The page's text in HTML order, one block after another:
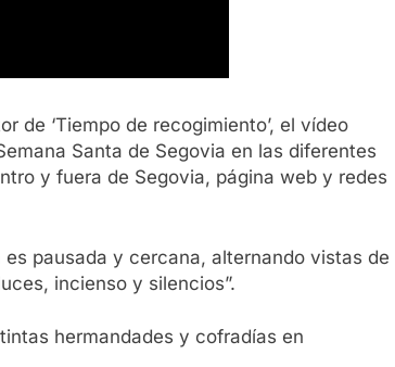
de ‘Tiempo de recogimiento’, el vídeo
Santa de Segovia en las diferentes
y fuera de Segovia, página web y redes
pausada y cercana, alternando vistas de
incienso y silencios”.
hermandades y cofradías en